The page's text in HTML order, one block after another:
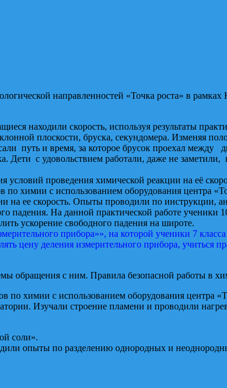
направленностей «Точка роста» в
находили скорость, используя результаты
плоскости, бруска, секундомера. Изменяя
путь и время, за которое брусок проехал между
Дети с удовольствием работали, даже не
условий проведения химической реакции на её
химии с использованием оборудования центра
ее скорость. Опыты проводили по инструкции,
падения. На данной практической работе ученики
ускорение свободного падения на широте.
прибора»», на которой ученики 7
цену деления измерительного прибора, учиться
обращения с ним. Правила безопасной работы в
химии с использованием оборудования центра
Изучали строение пламени и проводили
загрязненной
опыты по разделению однородных и